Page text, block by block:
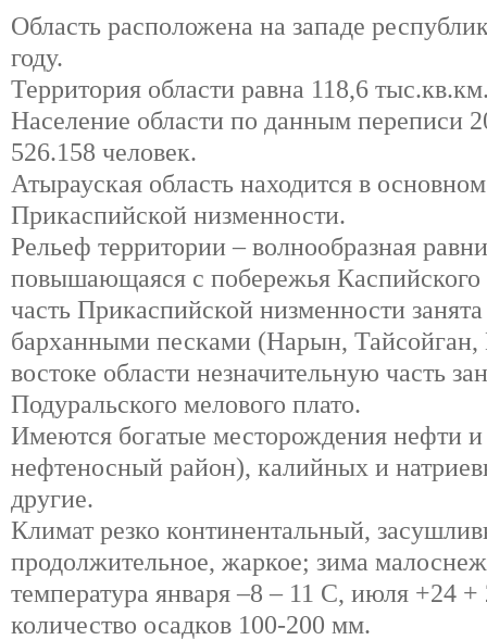
Область расположена на западе
году.
Территория области равна 118,6
Население области по данным переписи
526.158 человек.
Атырауская область находится в
Прикаспийской низменности.
Рельеф территории – волнообразная
повышающаяся с побережья Каспийского
часть Прикаспийской низменности
барханными песками (Нарын, Тайсойган,
востоке области незначительную часть
Подуральского мелового плато.
Имеются богатые месторождения нефти
нефтеносный район), калийных и
другие.
Климат резко континентальный,
продолжительное, жаркое; зима
температура января –8 – 11 С, июля +24 +
количество осадков 100-200 мм.